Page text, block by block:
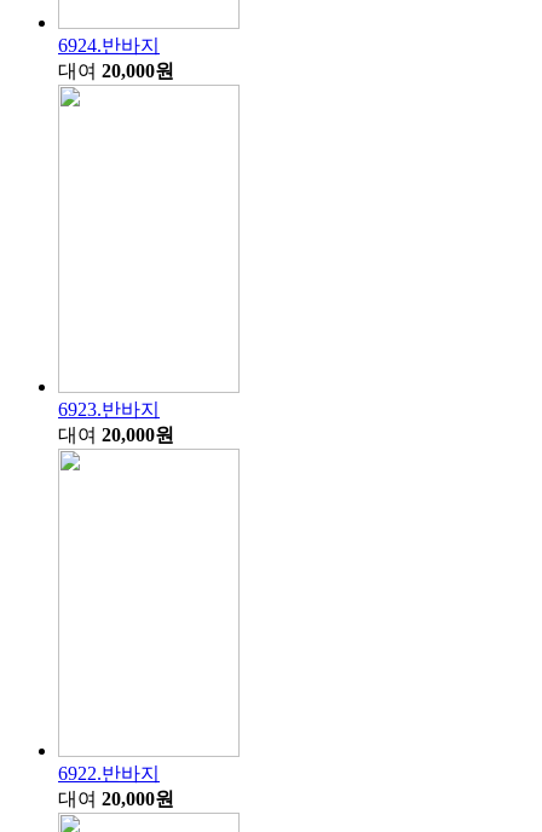
6924.반바지
대여 20,000원
6923.반바지
대여 20,000원
6922.반바지
대여 20,000원